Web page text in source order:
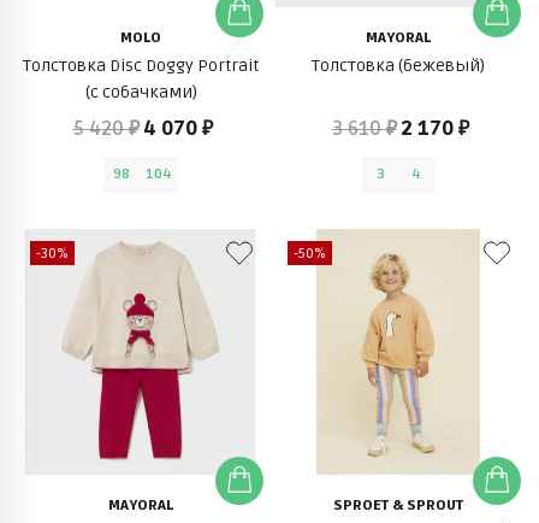
MOLO
Толстовка Disc Doggy Portrait
(с собачками)
5 420 ₽ 4 070 ₽
98 104
MAYORAL
Толстовка (бежевый)
3 610 ₽ 2 170 ₽
3 4
-30%
MAYORAL
-50%
SPROET & SPROUT